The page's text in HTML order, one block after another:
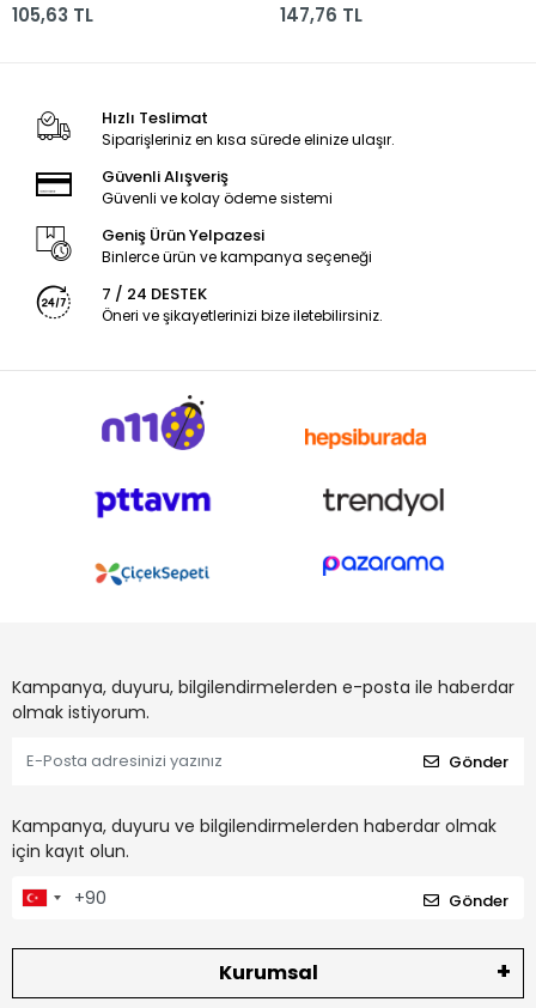
105,63 TL
Metalik Kırmızı (n)
147,76 TL
Hızlı Teslimat
Siparişleriniz en kısa sürede elinize ulaşır.
Güvenli Alışveriş
Güvenli ve kolay ödeme sistemi
Geniş Ürün Yelpazesi
Binlerce ürün ve kampanya seçeneği
7 / 24 DESTEK
Öneri ve şikayetlerinizi bize iletebilirsiniz.
Kampanya, duyuru, bilgilendirmelerden e-posta ile haberdar
olmak istiyorum.
Gönder
Kampanya, duyuru ve bilgilendirmelerden haberdar olmak
için kayıt olun.
Gönder
Kurumsal